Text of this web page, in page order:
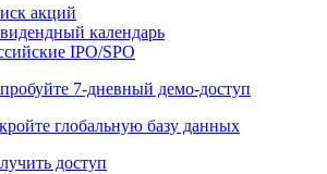
глобальную базу данных
доступ
акций
IPO/SPO
7-дневный